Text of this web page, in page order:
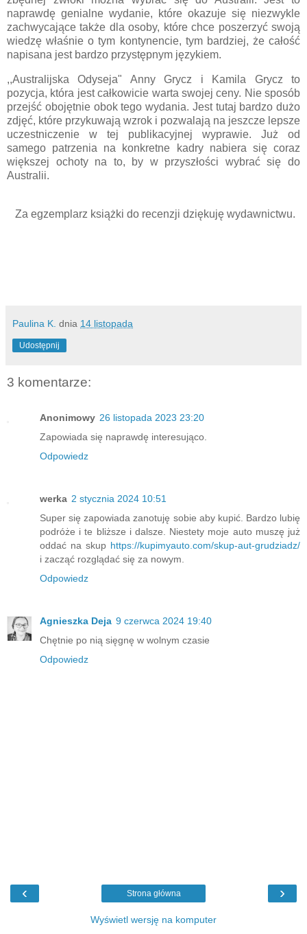
naprawdę genialne wydanie, które okazuje się niezwykle
zachwycające także dla osoby, które chce poszerzyć swoją
wiedzę właśnie o tym kontynencie, tym bardziej, że całość
napisana jest bardzo przystępnym językiem.
,,Australijska Odyseja" Anny Grycz i Kamila Grycz to
pozycja, która jest całkowicie warta swojej ceny. Nie sposób
przejść obojętnie obok tego wydania. Jest tutaj bardzo dużo
zdjęć, które przykuwają wzrok i pozwalają na jeszcze lepsze
uczestniczenie w tej publikacyjnej wyprawie. Już od
samego patrzenia na konkretne kadry nabiera się coraz
większej ochoty na to, by w przyszłości wybrać się do
Australii.
Za egzemplarz książki do recenzji dziękuję wydawnictwu.
Paulina K. dnia 14 listopada
Udostępnij
3 komentarze:
Anonimowy 26 listopada 2023 23:20
Zapowiada się naprawdę interesująco.
Odpowiedz
werka 2 stycznia 2024 10:51
Super się zapowiada zanotuję sobie aby kupić. Bardzo lubię
podróże i te bliższe i dalsze. Niestety moje auto muszę już
oddać na skup https://kupimyauto.com/skup-aut-grudziadz/
i zacząć rozglądać się za nowym.
Odpowiedz
Agnieszka Deja 9 czerwca 2024 19:40
Chętnie po nią sięgnę w wolnym czasie
Odpowiedz
‹ ›
Strona główna
Wyświetl wersję na komputer